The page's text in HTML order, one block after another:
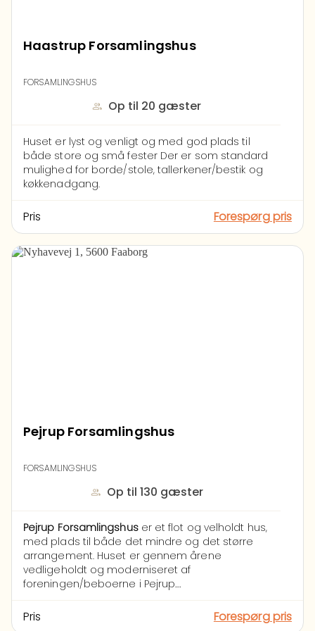
Haastrup Forsamlingshus
FORSAMLINGSHUS
Op til 20 gæster
Huset er lyst og venligt og med god plads til
både store og små fester Der er som standard
mulighed for borde/stole, tallerkener/bestik og
køkkenadgang.
Pris Forespørg pris
Pejrup Forsamlingshus
FORSAMLINGSHUS
Op til 130 gæster
Pejrup Forsamlingshuser et flot og velholdt hus,
med plads til både det mindre og det større
arrangement. Huset er gennem årene
vedligeholdt og moderniseret af
foreningen/beboerne i Pejrup.
fået en helt ny stor industriovn, 2019 både nyt
køle-og fryseskab. Husets sale er nymalede
Pris Forespørg pris